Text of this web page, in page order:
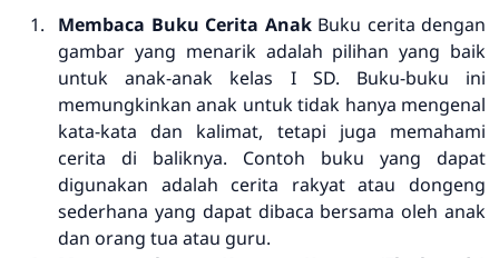
Membaca Buku Cerita AnakBuku cerita dengan
gambar yang menarik adalah pilihan yang baik
untuk anak-anak kelas I SD. Buku-buku ini
memungkinkan anak untuk tidak hanya mengenal
kata-kata dan kalimat, tetapi juga memahami
cerita di baliknya. Contoh buku yang dapat
digunakan adalah cerita rakyat atau dongeng
sederhana yang dapat dibaca bersama oleh anak
dan orang tua atau guru.